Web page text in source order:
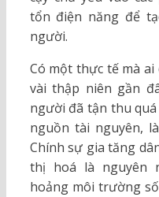
tổn điện năng để
người.
Có một thực tế mà
vài thập niên gần
người đã tận thu
nguồn tài nguyên,
Chính sự gia tăng
thị hoá là nguyên
hoảng môi trường